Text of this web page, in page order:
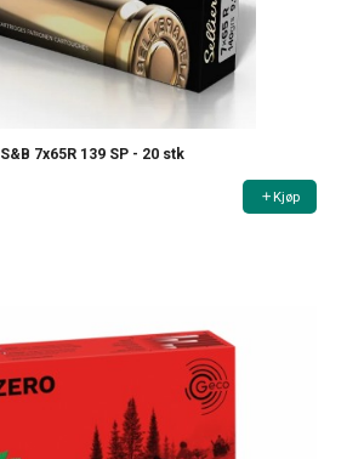
S&B 7x65R 139 SP - 20 stk
Kjøp